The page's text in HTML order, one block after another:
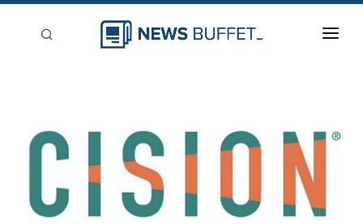
登入